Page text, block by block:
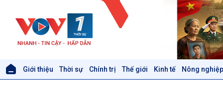
Giới thiệu Thời sự Chính trị Thế giới Kinh tế Nông